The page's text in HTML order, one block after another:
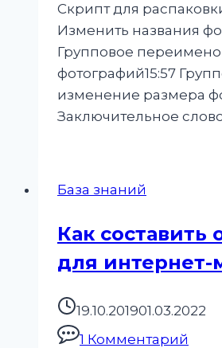
Скрипт для
Изменить названия
Групповое
фотографий15:57
изменение размера
Заключительное
База знаний
Как составить
для интернет-
19.10.201901.03.2022
1 Комментарий